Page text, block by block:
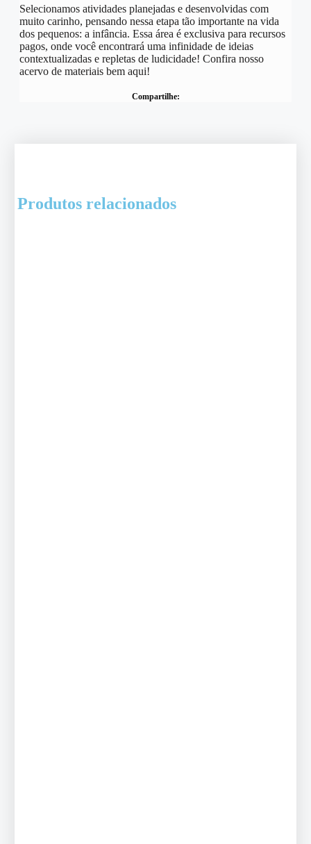
Selecionamos atividades planejadas e desenvolvidas com
muito carinho, pensando nessa etapa tão importante na vida
dos pequenos: a infância. Essa área é exclusiva para recursos
pagos, onde você encontrará uma infinidade de ideias
contextualizadas e repletas de ludicidade! Confira nosso
acervo de materiais bem aqui!
Compartilhe:
Produtos relacionados